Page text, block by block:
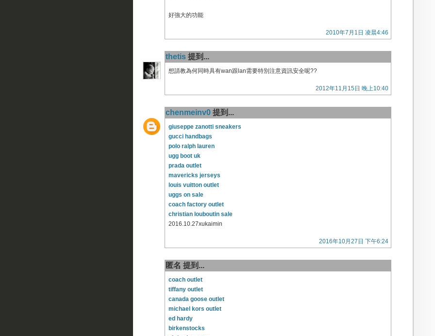
好強大的功能
2010年7月1日 凌晨4:46
thetis提到...
想請教為何同時具有wan跟lan需要特別注意資訊安全呢??
2012年11月15日 晚上10:40
chenmeinv0提到...
giuseppe zanotti sneakers
gucci handbags
polo ralph lauren
ugg boot uk
prada outlet
mavericks jerseys
louis vuitton outlet
uggs on sale
coach factory outlet
christian louboutin sale
2016.10.27xukaimin
2016年10月27日 下午6:24
匿名 提到...
coach outlet
tiffany outlet
canada goose outlet
michael kors outlet
ed hardy
birkenstocks